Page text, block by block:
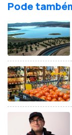
Pode